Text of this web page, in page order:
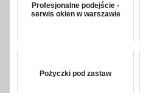
Profesjonalne podejście -
serwis okien w warszawie
Pożyczki pod zastaw